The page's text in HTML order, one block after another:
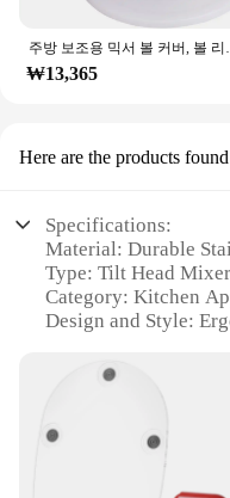
₩13,365
Here are the products
Specifications:
Material: Durable
Type: Tilt Head Mixer
Category: Kitchen
Design and Style:
and Cooking
Performance and
Parts and